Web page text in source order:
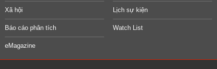
Xã hội Lịch sự kiện
Báo cáo phân tích Watch List
eMagazine